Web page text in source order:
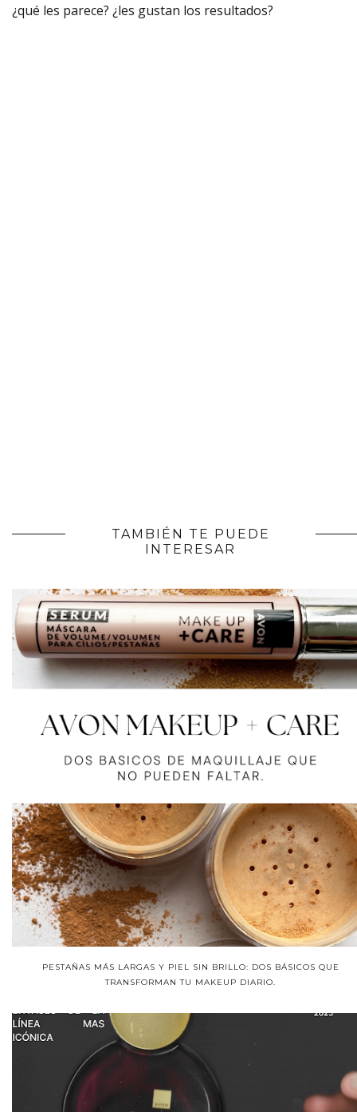
¿qué les parece? ¿les gustan los resultados?
TAMBIÉN TE PUEDE
INTERESAR
PESTAÑAS MÁS LARGAS Y PIEL SIN BRILLO: DOS BÁSICOS QUE
TRANSFORMAN TU MAKEUP DIARIO.